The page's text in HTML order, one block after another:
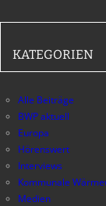
KATEGORIEN
Alle Beiträge
BWP aktuell
Europa
Hörenswert
Interviews
Kommunale
Medien